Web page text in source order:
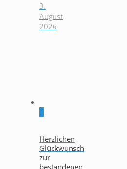
3.
August
2026
Herzlichen
Glückwunsch
zur
bestandenen